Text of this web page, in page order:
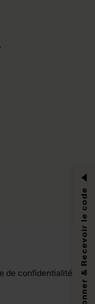
de confidentialité.
fois.
et
ainsi que des
e-mails, afin de
S'abonner & Recevoir le code